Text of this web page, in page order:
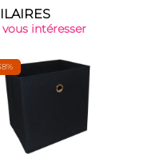
intéresser